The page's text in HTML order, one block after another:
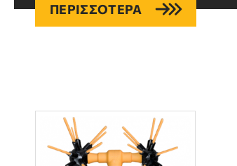
ΠΕΡΙΣΣΟΤΕΡΑ